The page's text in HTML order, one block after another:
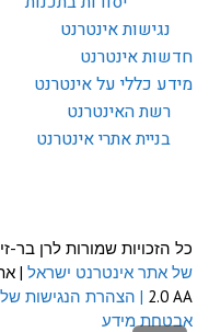
נגישות אינטרנט
חדשות אינטרנט
מידע כללי על אינטרנט
רשת האינטרנט
בניית אתרי אינטרנט
כל הזכויות שמורות לרן בר-
של אתר אינטרנט ישראל
2.0 AA | הצהרת הנגישות
אבטחת מידע